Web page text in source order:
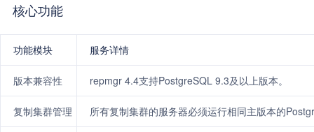
核心功能
功能模块 服务详情
版本兼容性 repmgr 4.4支持PostgreSQL 9.3及以上版本。
复制集群管理 所有复制集群的服务器必须运行相同主版本的